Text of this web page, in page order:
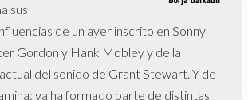
sus
de un ayer inscrito en Sonny
Gordon y Hank Mobley y de la
del sonido de Grant Stewart. Y de
ya ha formado parte de distintas